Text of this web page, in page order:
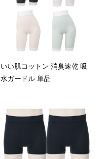
いい肌コットン 消臭速乾 吸
水ガードル 単品